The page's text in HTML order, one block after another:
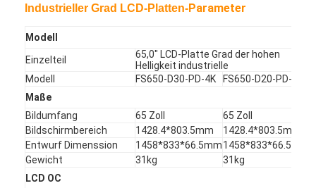
Industrieller Grad LCD-Platten-Parameter
Modell
Einzelteil
65,0" LCD-Platte Grad der hohen
Helligkeit industrielle
Modell
FS650-D30-PD-4K
FS650-D20-PD-4K
Maße
Bildumfang
65 Zoll
65 Zoll
Bildschirmbereich
1428.4*803.5mm
1428.4*803.5mm
Entwurf Dimenssion
1458*833*66.5mm1458*833*66.5mm
Gewicht
31kg
31kg
LCD OC